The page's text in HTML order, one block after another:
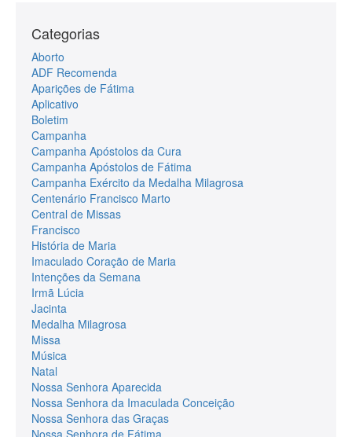
Categorias
Aborto
ADF Recomenda
Aparições de Fátima
Aplicativo
Boletim
Campanha
Campanha Apóstolos da Cura
Campanha Apóstolos de Fátima
Campanha Exército da Medalha Milagrosa
Centenário Francisco Marto
Central de Missas
Francisco
História de Maria
Imaculado Coração de Maria
Intenções da Semana
Irmã Lúcia
Jacinta
Medalha Milagrosa
Missa
Música
Natal
Nossa Senhora Aparecida
Nossa Senhora da Imaculada Conceição
Nossa Senhora das Graças
Nossa Senhora de Fátima